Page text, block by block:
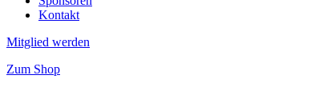
Kontakt
Mitglied werden
Zum Shop